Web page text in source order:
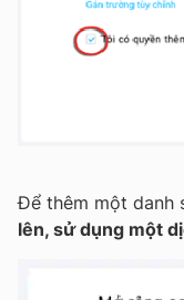
Để thêm một danh
lên, sử dụng một